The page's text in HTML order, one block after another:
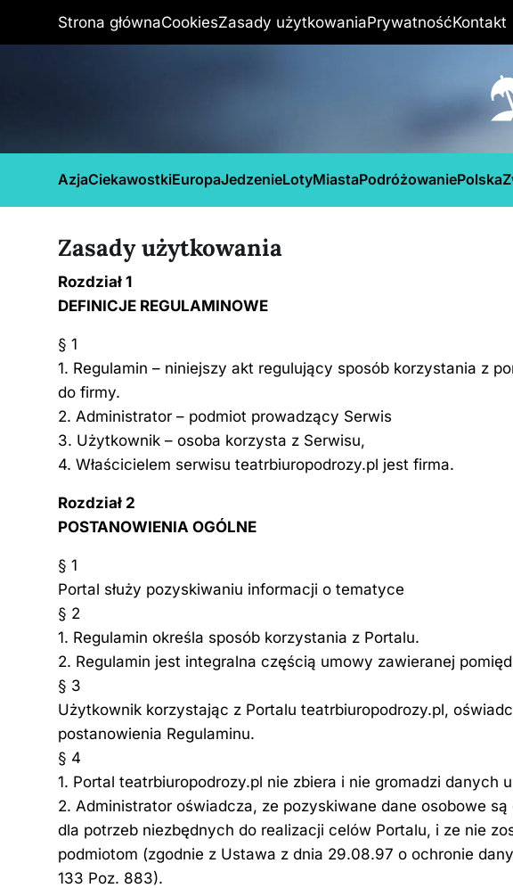
Strona głównaCookiesZasady użytkowaniaPrywatnośćKontakt
AzjaCiekawostkiEuropaJedzenieLotyMiastaPodróżowaniePolska
Zasady użytkowania
Rozdział 1
DEFINICJE REGULAMINOWE
§ 1
1. Regulamin – niniejszy akt regulujący sposób korzystania z
do firmy.
2. Administrator – podmiot prowadzący Serwis
3. Użytkownik – osoba korzysta z Serwisu,
4. Właścicielem serwisu teatrbiuropodrozy.pl jest firma.
Rozdział 2
POSTANOWIENIA OGÓLNE
§ 1
Portal służy pozyskiwaniu informacji o tematyce
§ 2
1. Regulamin określa sposób korzystania z Portalu.
2. Regulamin jest integralna częścią umowy zawieranej
§ 3
Użytkownik korzystając z Portalu teatrbiuropodrozy.pl,
postanowienia Regulaminu.
§ 4
1. Portal teatrbiuropodrozy.pl nie zbiera i nie gromadzi danych
2. Administrator oświadcza, ze pozyskiwane dane osobowe
dla potrzeb niezbędnych do realizacji celów Portalu, i ze nie
podmiotom (zgodnie z Ustawa z dnia 29.08.97 o ochronie
133 Poz. 883).